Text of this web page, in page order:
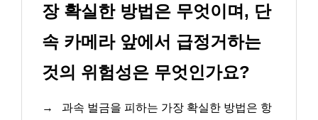
장 확실한 방법은 무엇이며, 단
속 카메라 앞에서 급정거하는
것의 위험성은 무엇인가요?
→
과속 벌금을 피하는 가장 확실한 방법은 항